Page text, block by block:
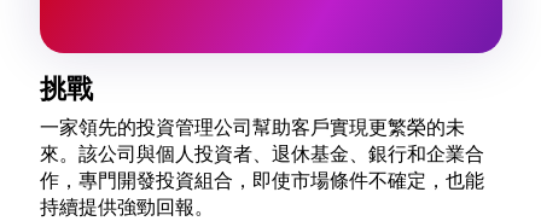
挑戰
一家領先的投資管理公司幫助客戶實現更繁榮的未
來。該公司與個人投資者、退休基金、銀行和企業合
作，專門開發投資組合，即使市場條件不確定，也能
持續提供強勁回報。